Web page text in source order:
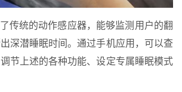
传统的动作感应器，能够监测用户的翻
深潜睡眠时间。通过手机应用，可以查
节上述的各种功能、设定专属睡眠模式